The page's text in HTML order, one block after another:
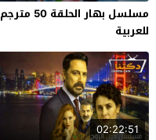
مسلسل بهار الحلقة 50 مترجم
للعربية
02:22:51